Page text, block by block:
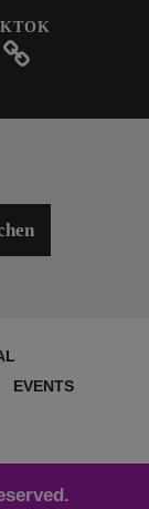
EVENTS